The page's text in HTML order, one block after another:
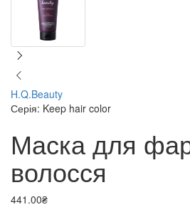
H.Q.Beauty
Серія: Keep hair color
Маска для
волосся
441.00₴